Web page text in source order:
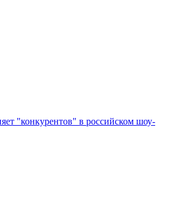
"конкурентов" в российском шоу-